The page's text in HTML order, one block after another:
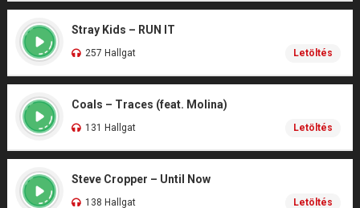
Stray Kids – RUN IT
257 Hallgat Letöltés
Coals – Traces (feat. Molina)
131 Hallgat Letöltés
Steve Cropper – Until Now
138 Hallgat Letöltés